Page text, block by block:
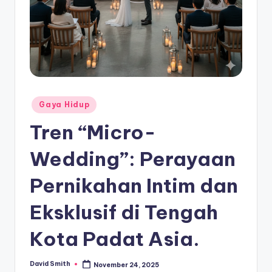
Posted
in
Gaya Hidup
Tren “Micro-
Wedding”: Perayaan
Pernikahan Intim dan
Eksklusif di Tengah
Kota Padat Asia.
Posted
David Smith November 24, 2025